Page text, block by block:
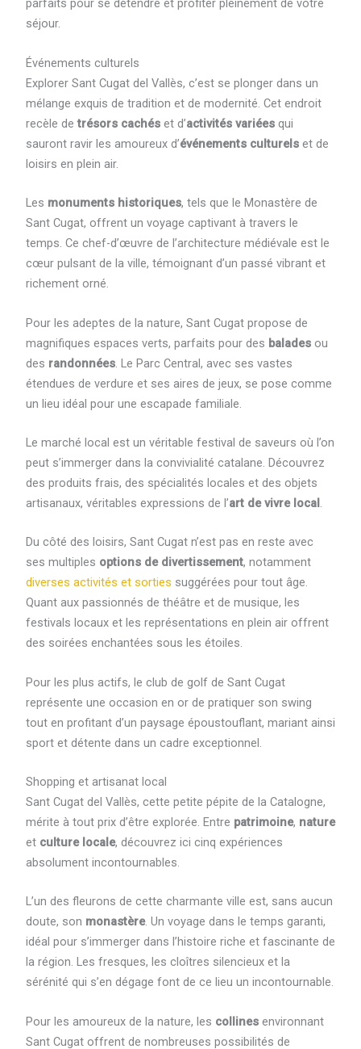
parfaits pour se détendre et profiter pleinement de votre
séjour.
Événements culturels
Explorer Sant Cugat del Vallès, c’est se plonger dans un
mélange exquis de tradition et de modernité. Cet endroit
recèle detrésors cachéset d’activités variéesqui
sauront ravir les amoureux d’événements culturelset de
loisirs en plein air.
Les monuments historiques, tels que le Monastère de
Sant Cugat, offrent un voyage captivant à travers le
temps. Ce chef-d’œuvre de l’architecture médiévale est le
cœur pulsant de la ville, témoignant d’un passé vibrant et
richement orné.
Pour les adeptes de la nature, Sant Cugat propose de
magnifiques espaces verts, parfaits pour des baladesou
des randonnées. Le Parc Central, avec ses vastes
étendues de verdure et ses aires de jeux, se pose comme
un lieu idéal pour une escapade familiale.
Le marché local est un véritable festival de saveurs où l’on
peut s’immerger dans la convivialité catalane. Découvrez
des produits frais, des spécialités locales et des objets
artisanaux, véritables expressions de l’art de vivre local.
Du côté des loisirs, Sant Cugat n’est pas en reste avec
ses multiples options de divertissement, notamment
diverses activités et sorties suggérées pour tout âge.
Quant aux passionnés de théâtre et de musique, les
festivals locaux et les représentations en plein air offrent
des soirées enchantées sous les étoiles.
Pour les plus actifs, le club de golf de Sant Cugat
représente une occasion en or de pratiquer son swing
tout en profitant d’un paysage époustouflant, mariant ainsi
sport et détente dans un cadre exceptionnel.
Shopping et artisanat local
Sant Cugat del Vallès, cette petite pépite de la Catalogne,
mérite à tout prix d’être explorée. Entre patrimoine, nature
et culture locale, découvrez ici cinq expériences
absolument incontournables.
L’un des fleurons de cette charmante ville est, sans aucun
doute, son monastère. Un voyage dans le temps garanti,
idéal pour s’immerger dans l’histoire riche et fascinante de
la région. Les fresques, les cloîtres silencieux et la
sérénité qui s’en dégage font de ce lieu un incontournable.
Pour les amoureux de la nature, les collinesenvironnant
Sant Cugat offrent de nombreuses possibilités de